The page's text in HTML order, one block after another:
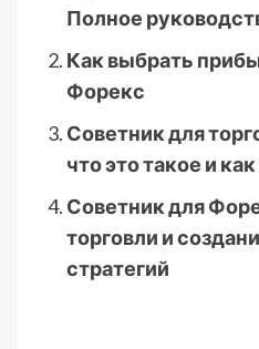
Полное
Как выбрать
Форекс
Советник для
что это такое и
Советник для
торговли и
стратегий